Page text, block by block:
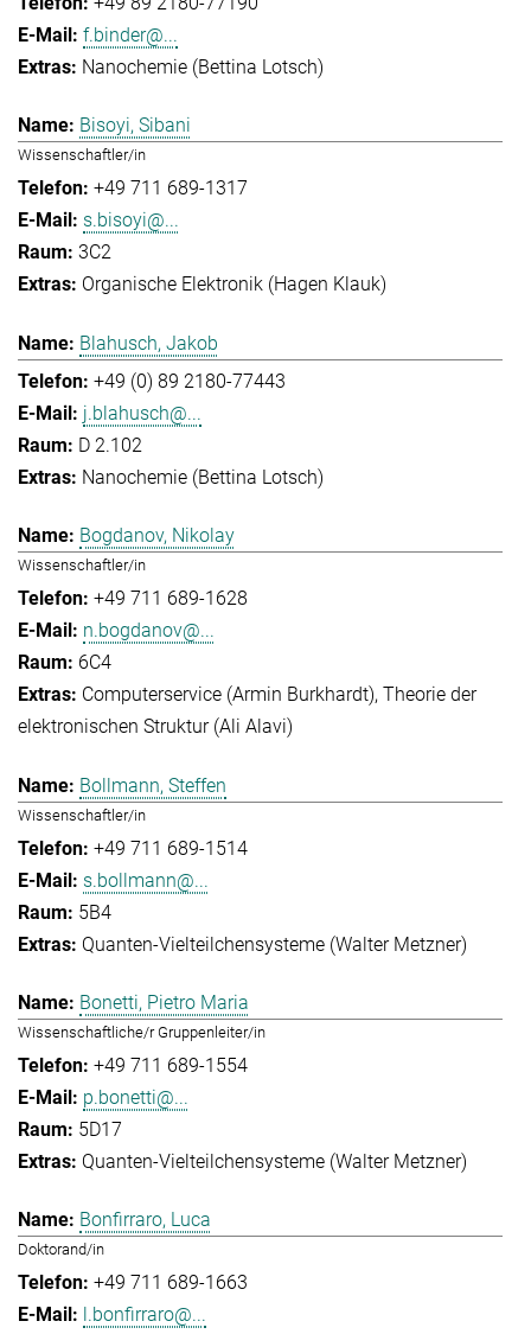
f.binder@...
Nanochemie (Bettina Lotsch)
Bisoyi, Sibani
Wissenschaftler/in
+49 711 689-1317
s.bisoyi@...
3C2
Organische Elektronik (Hagen Klauk)
Blahusch, Jakob
+49 (0) 89 2180-77443
j.blahusch@...
D 2.102
Nanochemie (Bettina Lotsch)
Bogdanov, Nikolay
Wissenschaftler/in
+49 711 689-1628
n.bogdanov@...
6C4
Computerservice (Armin Burkhardt) Theorie der
elektronischen Struktur (Ali Alavi)
Bollmann, Steffen
Wissenschaftler/in
+49 711 689-1514
s.bollmann@...
5B4
Quanten-Vielteilchensysteme (Walter Metzner)
Bonetti, Pietro Maria
Wissenschaftliche/r Gruppenleiter/in
+49 711 689-1554
p.bonetti@...
5D17
Quanten-Vielteilchensysteme (Walter Metzner)
Bonfirraro, Luca
Doktorand/in
+49 711 689-1663
l.bonfirraro@...